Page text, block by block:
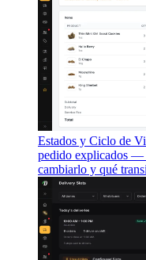
Estados y Ciclo de
pedido explicados —
cambiarlo y qué